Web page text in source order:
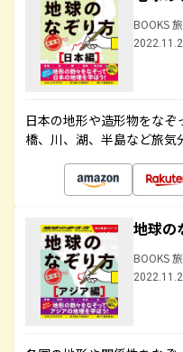
BOOKS
日本の地形や造形物をな
橋、川、湖、半島など旅気
地球
BOOKS